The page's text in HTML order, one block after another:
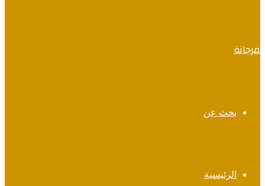
مرجانة
بحث عن
الرئيسية